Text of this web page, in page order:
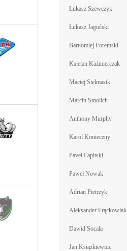
Łukasz Szewczyk
Łukasz Jagielski
Bartłomiej Foremski
Kajetan Kaźmierczak
Maciej Stelmasik
Marcin Smolich
Anthony Murphy
Karol Konieczny
Pavel Lapitski
Paweł Nowak
Adrian Pietrzyk
Aleksander Frąckowiak
Dawid Socała
Jan Książkiewicz